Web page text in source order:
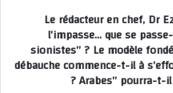
Le rédacteur en chef, Dr
l’impasse… que se
sionistes” ? Le modèle
débauche commence-t-il à
Arabes” pourra-t-